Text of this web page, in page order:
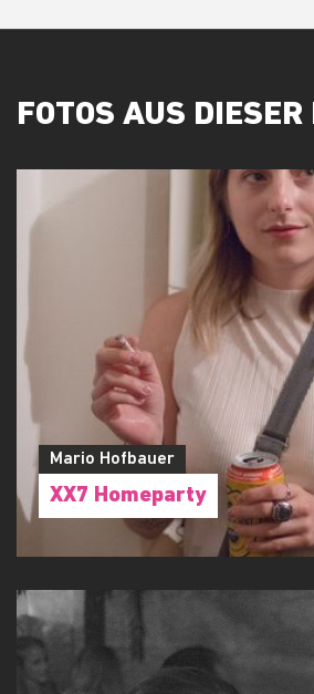
FOTOS AUS DIESER
Mario Hofbauer
XX7 Homeparty